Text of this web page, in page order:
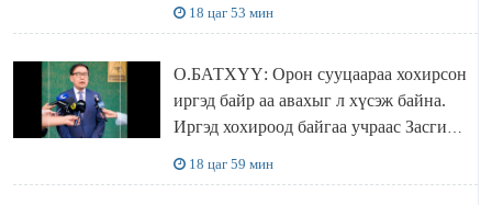
18 цаг 53 мин
О.БАТХҮҮ: Орон сууцаараа хохирсон
иргэд байр аа авахыг л хүсэж байна.
Иргэд хохироод байгаа учраас Засгийн
18 цаг 59 мин